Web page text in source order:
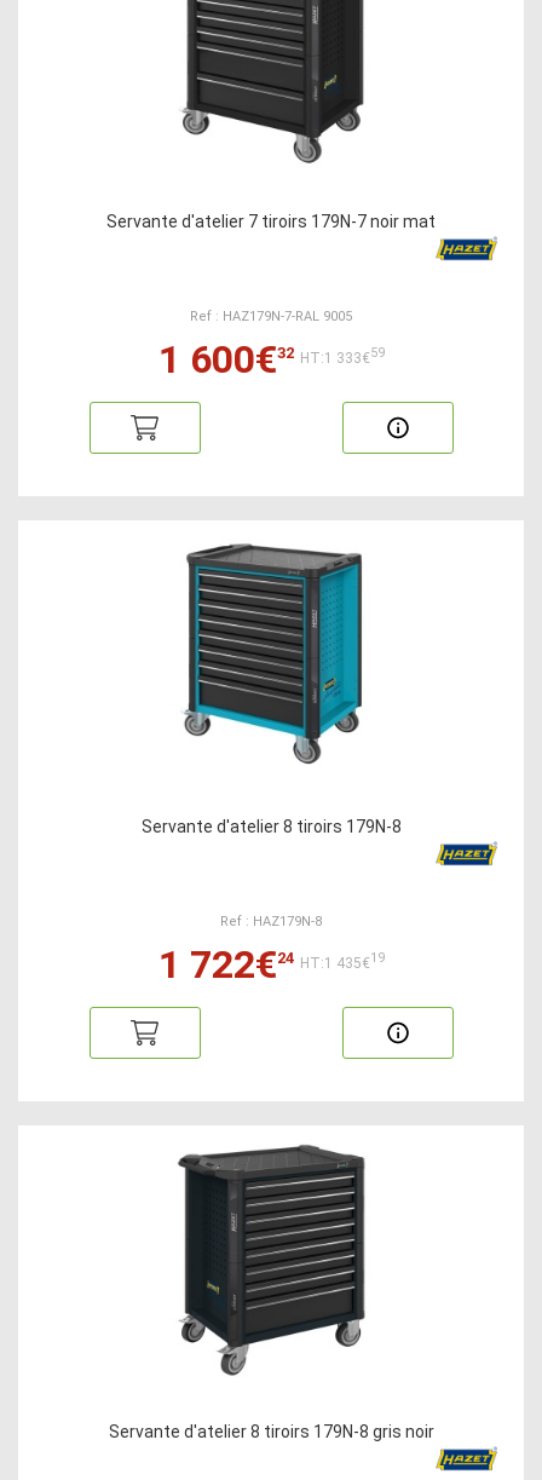
Servante d'atelier 7 tiroirs 179N-7 noir mat
Ref : HAZ179N-7-RAL 9005
1 600€32 HT:1 333€59
Servante d'atelier 8 tiroirs 179N-8
Ref : HAZ179N-8
1 722€24 HT:1 435€19
Servante d'atelier 8 tiroirs 179N-8 gris noir